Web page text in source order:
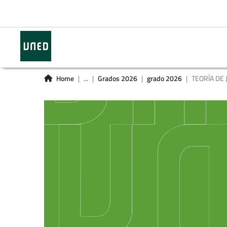
Home ... Grados 2026 grado 2026 TEORÍA DE